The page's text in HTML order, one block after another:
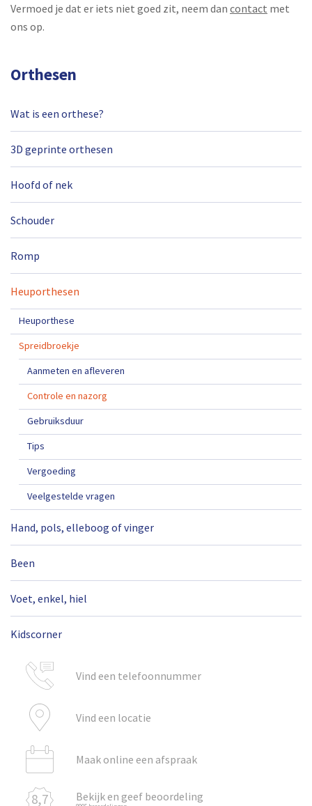
Vermoed je dat er iets niet goed zit, neem dan contact met
ons op.
Orthesen
Wat is een orthese?
3D geprinte orthesen
Hoofd of nek
Schouder
Romp
Heuporthesen
Heuporthese
Spreidbroekje
Aanmeten en afleveren
Controle en nazorg
Gebruiksduur
Tips
Vergoeding
Veelgestelde vragen
Hand, pols, elleboog of vinger
Been
Voet, enkel, hiel
Kidscorner
Vind een telefoonnummer
Vind een locatie
Maak online een afspraak
8,7 Bekijk en geef beoordeling